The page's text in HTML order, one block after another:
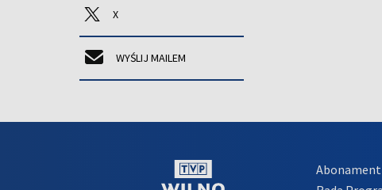
X
WYŚLIJ MAILEM
Abonament